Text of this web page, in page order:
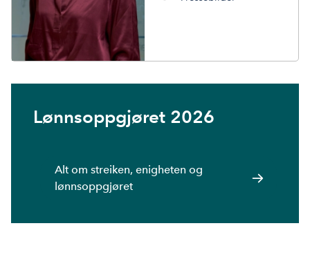
Lønnsoppgjøret 2026
Alt om streiken, enigheten og
lønnsoppgjøret